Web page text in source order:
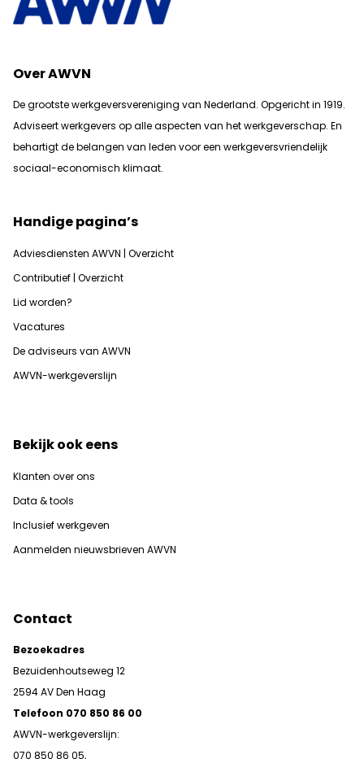
Over AWVN
De grootste werkgeversvereniging van Nederland. Opgericht in 1919.
Adviseert werkgevers op alle aspecten van het werkgeverschap. En
behartigt de belangen van leden voor een werkgeversvriendelijk
sociaal-economisch klimaat.
Handige pagina’s
Adviesdiensten AWVN | Overzicht
Contributief | Overzicht
Lid worden?
Vacatures
De adviseurs van AWVN
AWVN-werkgeverslijn
Bekijk ook eens
Klanten over ons
Data & tools
Inclusief werkgeven
Aanmelden nieuwsbrieven AWVN
Contact
Bezoekadres
Bezuidenhoutseweg 12
2594 AV Den Haag
Telefoon 070 850 86 00
AWVN-werkgeverslijn:
070 850 86 05,